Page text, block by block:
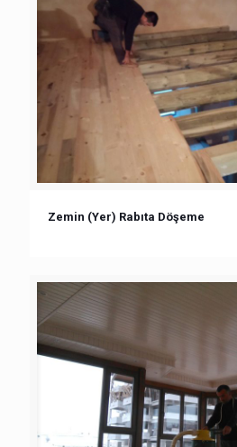
Zemin (Yer) Rabıta Döşeme